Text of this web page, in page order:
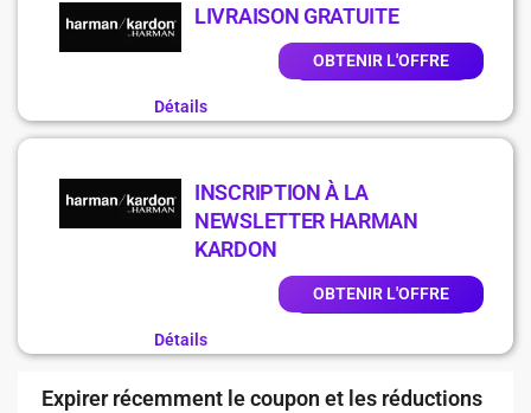
LIVRAISON GRATUITE
OBTENIR L'OFFRE
Détails
INSCRIPTION À LA
NEWSLETTER HARMAN
KARDON
OBTENIR L'OFFRE
Détails
Expirer récemment le coupon et les réductions